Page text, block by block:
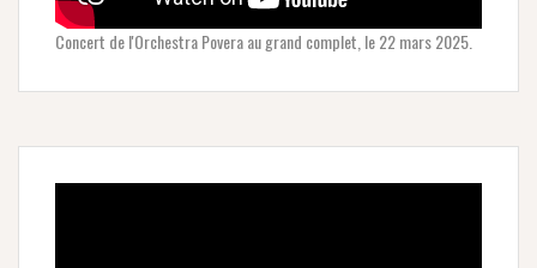
Concert de l'Orchestra Povera au grand complet, le 22 mars 2025.